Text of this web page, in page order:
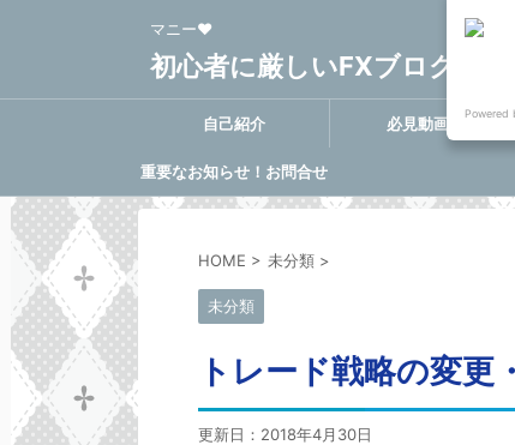
マニー❤
初心者に厳しいFXブログ FX-
自己紹介 必見動画集
重要なお知らせ！お問合せ
HOME > 未分類 >
未分類
トレード戦略の変
更新日： 2018年4月30日
Powered